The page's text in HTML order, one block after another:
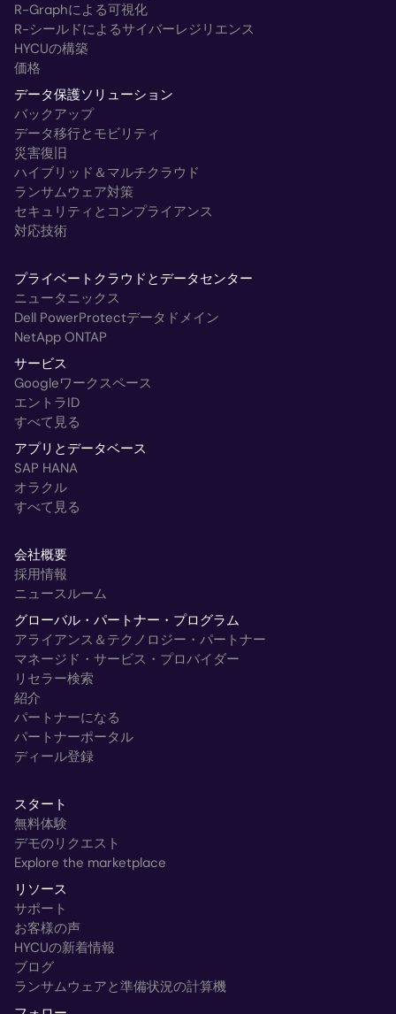
R-Graphによる可視化
R-シールドによるサイバーレジリエンス
HYCUの構築
価格
データ保護ソリューション
バックアップ
データ移行とモビリティ
災害復旧
ハイブリッド＆マルチクラウド
ランサムウェア対策
セキュリティとコンプライアンス
対応技術
プライベートクラウドとデータセンター
ニュータニックス
Dell PowerProtectデータドメイン
NetApp ONTAP
サービス
Googleワークスペース
エントラID
すべて見る
アプリとデータベース
SAP HANA
オラクル
すべて見る
会社概要
採用情報
ニュースルーム
グローバル・パートナー・プログラム
アライアンス＆テクノロジー・パートナー
マネージド・サービス・プロバイダー
リセラー検索
紹介
パートナーになる
パートナーポータル
ディール登録
スタート
無料体験
デモのリクエスト
Explore the marketplace
リソース
サポート
お客様の声
HYCUの新着情報
ブログ
ランサムウェアと準備状況の計算機